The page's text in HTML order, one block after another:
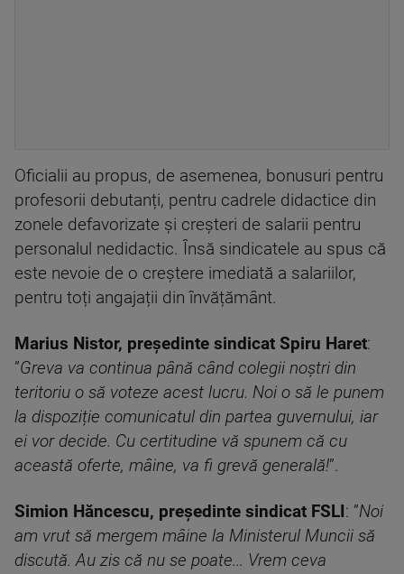
Oficialii au propus, de asemenea, bonusuri pentru
profesorii debutanți, pentru cadrele didactice din
zonele defavorizate și creșteri de salarii pentru
personalul nedidactic. Însă sindicatele au spus că
este nevoie de o creștere imediată a salariilor,
pentru toți angajații din învățământ.
Marius Nistor, președinte sindicat Spiru Haret:
”Greva va continua până când colegii noștri din
teritoriu o să voteze acest lucru. Noi o să le punem
la dispoziție comunicatul din partea guvernului, iar
ei vor decide. Cu certitudine vă spunem că cu
această oferte, mâine, va fi grevă generală!”.
Simion Hăncescu, președinte sindicat FSLI : ”Noi
am vrut să mergem mâine la Ministerul Muncii să
discută. Au zis că nu se poate... Vrem ceva